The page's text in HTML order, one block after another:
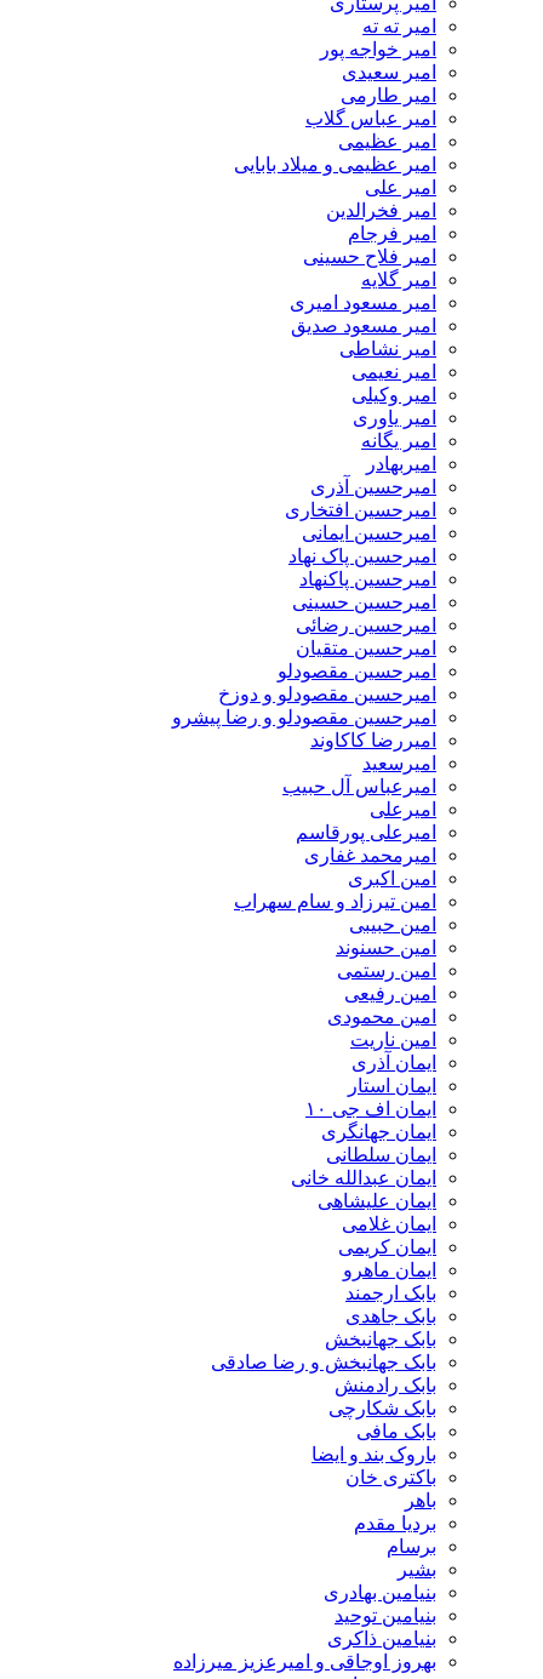
امیر ته ته
امیر خواجه پور
امیر سعیدی
امیر طارمی
امیر عباس گلاب
امیر عظیمی
امیر عظیمی و میلاد بابایی
امیر علی
امیر فخرالدین
امیر فرجام
امیر فلاح حسینی
امیر گلایه
امیر مسعود امیری
امیر مسعود صدیق
امیر نشاطی
امیر نعیمی
امیر وکیلی
امیر یاوری
امیر یگانه
امیربهادر
امیرحسین آذری
امیرحسین افتخاری
امیرحسین ایمانی
امیرحسین پاک نهاد
امیرحسین پاکنهاد
امیرحسین حسینی
امیرحسین رضائی
امیرحسین متقیان
امیرحسین مقصودلو
امیرحسین مقصودلو و دوزخ
امیرحسین مقصودلو و رضا پیشرو
امیررضا کاکاوند
امیرسعید
امیرعباس آل حبیب
امیرعلی
امیرعلی پورقاسم
امیرمحمد غفاری
امین اکبری
امین تیرزاد و سام سهراب
امین حبیبی
امین حسنوند
امین رستمی
امین رفیعی
امین محمودی
امین ناریت
ایمان آذری
ایمان استار
ایمان اف جی ۱۰
ایمان جهانگری
ایمان سلطانی
ایمان عبدالله خانی
ایمان علیشاهی
ایمان غلامی
ایمان کریمی
ایمان ماهرو
بابک ارجمند
بابک جاهدی
بابک جهانبخش
بابک جهانبخش و رضا صادقی
بابک رادمنش
بابک شکارچی
بابک مافی
باروک بند و ایضا
باکتری خان
باهر
بردیا مقدم
برسام
بشیر
بنیامین بهادری
بنیامین توحید
بنیامین ذاکری
بهروز اوجاقی و امیرعزیز میرزاده